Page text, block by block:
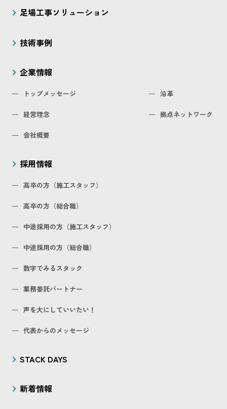
足場工事ソリューション
技術事例
企業情報
トップメッセージ
経営理念
会社概要
沿革
拠点ネットワーク
採用情報
高卒の方（施工スタッフ）
高卒の方（総合職）
中途採用の方（施工スタッフ）
中途採用の方（総合職）
業務委託パートナー
代表からのメッセージ
数字でみるスタック
声を大にしていいたい！
STACK DAYS
新着情報